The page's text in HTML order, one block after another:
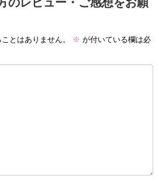
とはありません。 ※ が付いている欄は必